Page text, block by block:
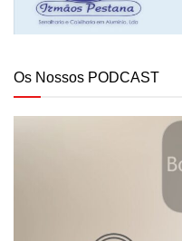
Os Nossos PODCAST